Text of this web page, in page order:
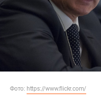
Фото: https://www.flickr.com/